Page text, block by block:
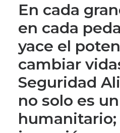
En cada
en cada
yace el
cambiar
Seguridad
no solo es
humanitario;